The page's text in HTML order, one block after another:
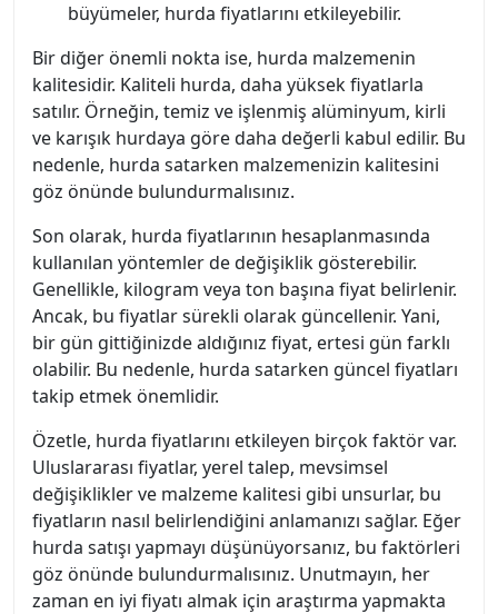
büyümeler, hurda fiyatlarını etkileyebilir.
Bir diğer önemli nokta ise, hurda malzemenin
kalitesidir. Kaliteli hurda, daha yüksek fiyatlarla
satılır. Örneğin, temiz ve işlenmiş alüminyum, kirli
ve karışık hurdaya göre daha değerli kabul edilir. Bu
nedenle, hurda satarken malzemenizin kalitesini
göz önünde bulundurmalısınız.
Son olarak, hurda fiyatlarının hesaplanmasında
kullanılan yöntemler de değişiklik gösterebilir.
Genellikle, kilogram veya ton başına fiyat belirlenir.
Ancak, bu fiyatlar sürekli olarak güncellenir. Yani,
bir gün gittiğinizde aldığınız fiyat, ertesi gün farklı
olabilir. Bu nedenle, hurda satarken güncel fiyatları
takip etmek önemlidir.
Özetle, hurda fiyatlarını etkileyen birçok faktör var.
Uluslararası fiyatlar, yerel talep, mevsimsel
değişiklikler ve malzeme kalitesi gibi unsurlar, bu
fiyatların nasıl belirlendiğini anlamanızı sağlar. Eğer
hurda satışı yapmayı düşünüyorsanız, bu faktörleri
göz önünde bulundurmalısınız. Unutmayın, her
zaman en iyi fiyatı almak için araştırma yapmakta